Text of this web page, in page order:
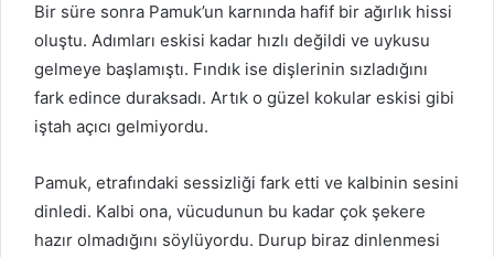
Bir süre sonra Pamuk’un karnında hafif bir ağırlık hissi
oluştu. Adımları eskisi kadar hızlı değildi ve uykusu
gelmeye başlamıştı. Fındık ise dişlerinin sızladığını
fark edince duraksadı. Artık o güzel kokular eskisi gibi
iştah açıcı gelmiyordu.
Pamuk, etrafındaki sessizliği fark etti ve kalbinin sesini
dinledi. Kalbi ona, vücudunun bu kadar çok şekere
hazır olmadığını söylüyordu. Durup biraz dinlenmesi